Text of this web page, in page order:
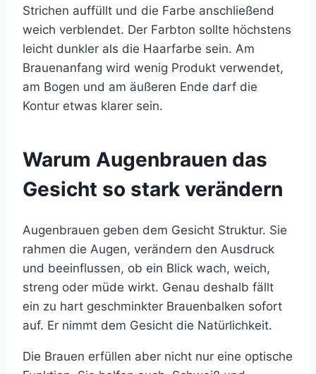
Strichen auffüllt und die Farbe anschließend
weich verblendet. Der Farbton sollte höchstens
leicht dunkler als die Haarfarbe sein. Am
Brauenanfang wird wenig Produkt verwendet,
am Bogen und am äußeren Ende darf die
Kontur etwas klarer sein.
Warum Augenbrauen das
Gesicht so stark verändern
Augenbrauen geben dem Gesicht Struktur. Sie
rahmen die Augen, verändern den Ausdruck
und beeinflussen, ob ein Blick wach, weich,
streng oder müde wirkt. Genau deshalb fällt
ein zu hart geschminkter Brauenbalken sofort
auf. Er nimmt dem Gesicht die Natürlichkeit.
Die Brauen erfüllen aber nicht nur eine optische